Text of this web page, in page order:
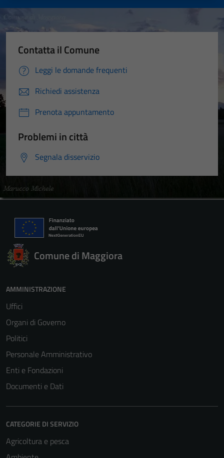
Contatta il Comune
Leggi le domande frequenti
Richiedi assistenza
Prenota appuntamento
Problemi in città
Segnala disservizio
Comune di Maggiora
AMMINISTRAZIONE
Uffici
Organi di Governo
Politici
Personale Amministrativo
Enti e Fondazioni
Documenti e Dati
CATEGORIE DI SERVIZIO
Agricoltura e pesca